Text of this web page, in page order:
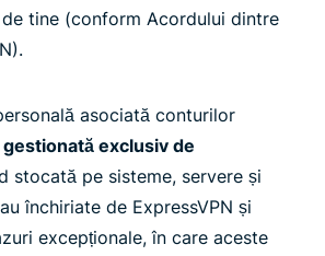
tine (conform Acordului dintre
asociată conturilor
gestionată exclusiv de
stocată pe sisteme, servere și
închiriate de ExpressVPN și
excepționale, în care aceste